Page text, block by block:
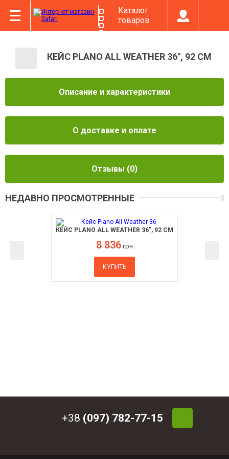
Каталог
товаров
КЕЙС PLANO ALL WEATHER 36", 92 СМ
Описание и характеристики
О доставке и оплате
Отзывы (0)
НЕДАВНО ПРОСМОТРЕННЫЕ
КЕЙС PLANO ALL WEATHER 36", 92 СМ
8 836 грн
КУПИТЬ
+38 (097) 782-77-15